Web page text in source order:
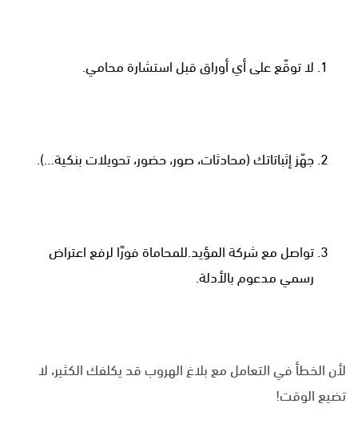
لا توقّع على أي أوراق قبل استشارة محامي.
جهّز إثباتاتك (محادثات، صور، حضور، تحويلات بنكية…).
تواصل مع شركة المؤيد.للمحاماة فورًا لرفع اعتراض
رسمي مدعوم بالأدلة.
لأن الخطأ في التعامل مع بلاغ الهروب قد يكلفك الكثير، لا
تضيع الوقت!